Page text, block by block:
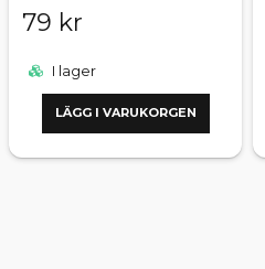
79 kr
I lager
LÄGG I VARUKORGEN